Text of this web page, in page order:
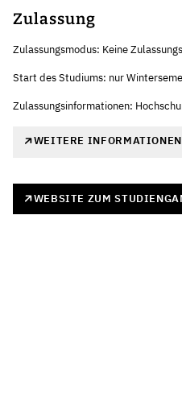
Zulassung
Zulassungsmodus: Keine
Start des Studiums: nur
Zulassungsinformationen:
WEITERE
WEBSITE ZUM